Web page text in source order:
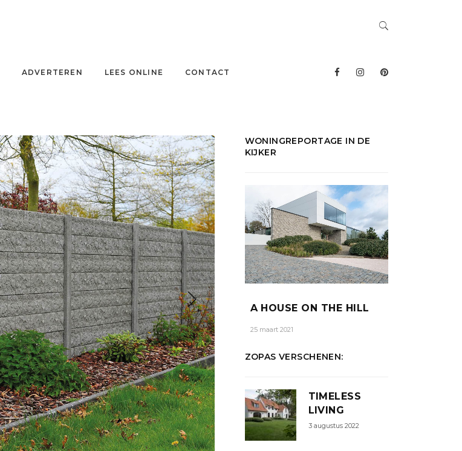
ADVERTEREN LEES ONLINE CONTACT
WONINGREPORTAGE IN DE
KIJKER
A HOUSE ON THE HILL
25 maart 2021
ZOPAS VERSCHENEN:
TIMELESS
LIVING
3 augustus 2022